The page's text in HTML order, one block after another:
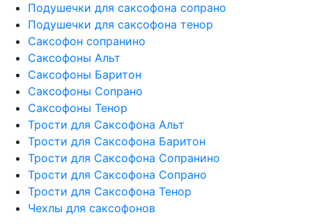
Подушечки для саксофона сопрано
Подушечки для саксофона тенор
Саксофон сопранино
Саксофоны Альт
Саксофоны Баритон
Саксофоны Сопрано
Саксофоны Тенор
Трости для Саксофона Альт
Трости для Саксофона Баритон
Трости для Саксофона Сопранино
Трости для Саксофона Сопрано
Трости для Саксофона Тенор
Чехлы для саксофонов